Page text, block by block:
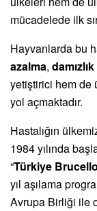
mücadelede ilk
Hayvanlarda bu
azalma,
yetiştirici hem de
yol açmaktadır.
Hastalığın
1984 yılında
“Türkiye
yıl aşılama
Avrupa Birliği ile